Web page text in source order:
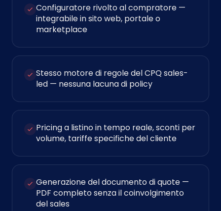
Configuratore rivolto al compratore —
integrabile in sito web, portale o
marketplace
Stesso motore di regole del CPQ sales-
led — nessuna lacuna di policy
Pricing a listino in tempo reale, sconti per
volume, tariffe specifiche del cliente
Generazione del documento di quote —
PDF completo senza il coinvolgimento
del sales